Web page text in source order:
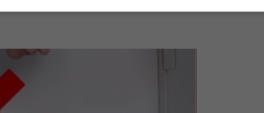
il cane per lo spazio soprastante la